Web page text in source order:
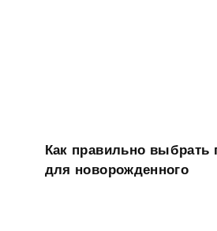
Как правильно выбрать
для новорожденного